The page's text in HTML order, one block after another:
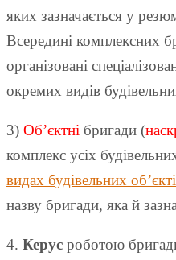
яких зазначається у
Всередині комплексних
організовані
окремих видів
3) Об’єктні бригади (
комплекс усіх
видах будівельних
назву бригади, яка й
4. Керує роботою